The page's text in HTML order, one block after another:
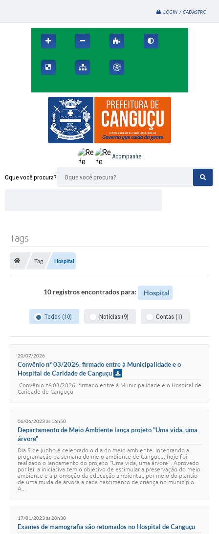
LOGIN / CADASTRO
Oque você procura?
Acompanhe
Tags
Tag Hospital
10 registros encontrados para: Hospital
Todos (10) Notícias (9) Contas (1)
20/07/2026
Convênio nº 03/2026, firmado entre à Municipalidade e o
Hospital de Caridade de Canguçu
Convênio nº 03/2026, firmado entre à Municipalidade e o Hospital de
Caridade de Canguçu
06/06/2023 às 16h50
Departamento de Meio Ambiente lança projeto "Uma vida, uma
árvore"
Dia 5 de junho é celebrado o dia do meio ambiente. Integrando a
programação da semana do meio ambiente de Canguçu, hoje foi
realizado o lançamento do projeto “Uma vida, uma árvore”. Aprovado
por lei, a iniciativa tem o objetivo de estimular a preservação do meio
ambiente e a promoção da educação ambiental, por meio do plantio
de uma muda de árvore a cada nascimento de criança no município.
A...
17/01/2023 às 20h30
Exames de mamografia são retomados no Hospital de Canguçu